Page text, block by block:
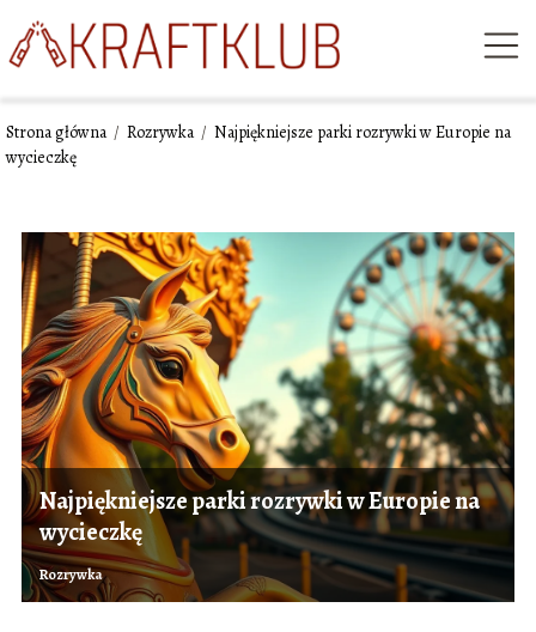
Strona główna / Rozrywka / Najpiękniejsze parki rozrywki w Europie na
wycieczkę
Najpiękniejsze parki rozrywki w Europie na
wycieczkę
Rozrywka